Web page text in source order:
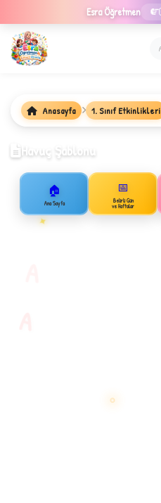
Esra Öğretmen
✦
Anasayfa 1. Sınıf Etkinlikleri
Havuç Şablonu
🏠
Ana Sayfa
📅
Belirli Gün
ve Haftalar